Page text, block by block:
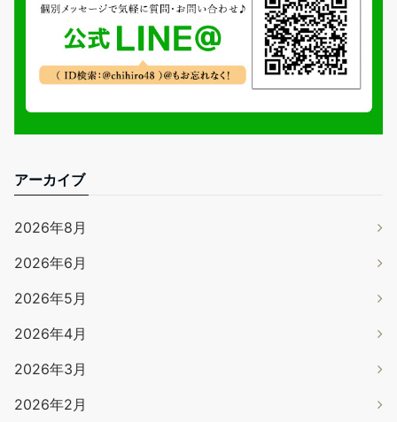
アーカイブ
2026年8月
2026年6月
2026年5月
2026年4月
2026年3月
2026年2月